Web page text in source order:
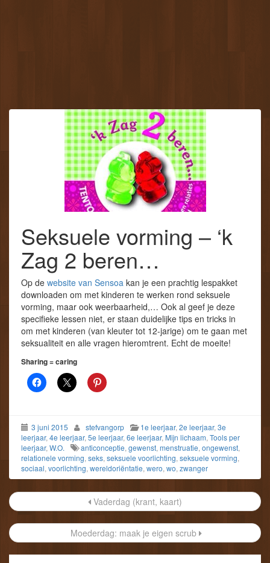
Seksuele vorming – ‘k
Zag 2 beren…
Op de website van Sensoa kan je een prachtig lespakket
downloaden om met kinderen te werken rond seksuele
vorming, maar ook weerbaarheid,… Ook al geef je deze
specifieke lessen niet, er staan duidelijke tips en tricks in
om met kinderen (van kleuter tot 12-jarige) om te gaan met
seksualiteit en alle vragen hieromtrent. Echt de moeite!
Sharing = caring
3 juni 2015 stefvangorp 1e leerjaar, 2e leerjaar, 3e
leerjaar, 4e leerjaar, 5e leerjaar, 6e leerjaar, Mijn lichaam, Tools per
leerjaar, W.O. anticonceptie, gewenst, menstruatie, ongewenst,
relationele vorming, seks, seksuele voorlichting, seksuele vorming,
sociaal, voorlichting, wereldoriëntatie, wero, wo, zwanger
Post
navigation
Vaderdag (krant, kaart)
Moederdag: maak je eigen scrub